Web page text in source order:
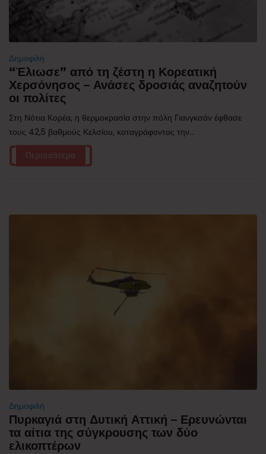
Δημοφιλή
“Έλιωσε” από τη ζέστη η Κορεατική
Χερσόνησος – Ανάσες δροσιάς αναζητούν
οι πολίτες
Στη Νότια Κορέα, η θερμοκρασία στην πόλη Γιανγκσάν έφθασε
τους 42,5 βαθμούς Κελσίου, καταγράφοντας την...
Περισσότερα
Δημοφιλή
Πυρκαγιά στη Δυτική Αττική – Ερευνώνται
τα αίτια της σύγκρουσης των δύο
ελικοπτέρων